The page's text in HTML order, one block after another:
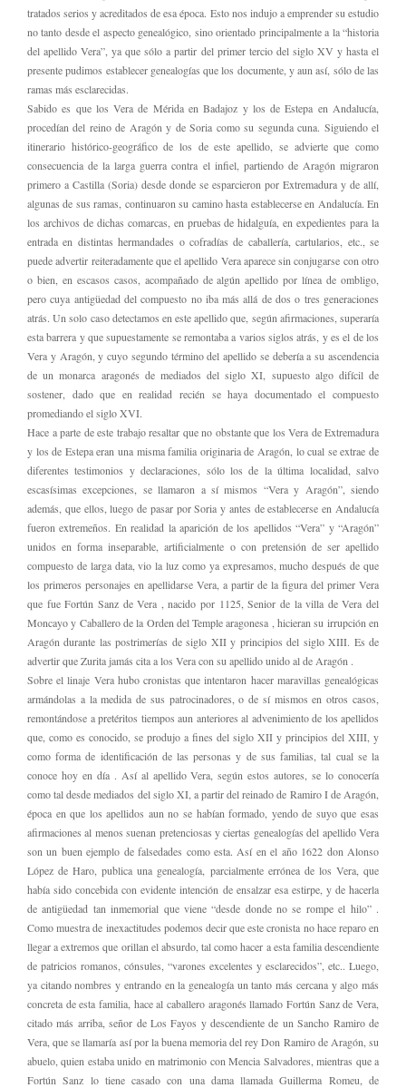
tratados serios y acreditados de esa época. Esto nos indujo a emprender su estudio
no tanto desde el aspecto genealógico, sino orientado principalmente a la “historia
del apellido Vera”, ya que sólo a partir del primer tercio del siglo XV y hasta el
presente pudimos establecer genealogías que los documente, y aun así, sólo de las
ramas más esclarecidas.
Sabido es que los Vera de Mérida en Badajoz y los de Estepa en Andalucía,
procedían del reino de Aragón y de Soria como su segunda cuna. Siguiendo el
itinerario histórico-geográfico de los de este apellido, se advierte que como
consecuencia de la larga guerra contra el infiel, partiendo de Aragón migraron
primero a Castilla (Soria) desde donde se esparcieron por Extremadura y de allí,
algunas de sus ramas, continuaron su camino hasta establecerse en Andalucía. En
los archivos de dichas comarcas, en pruebas de hidalguía, en expedientes para la
entrada en distintas hermandades o cofradías de caballería, cartularios, etc., se
puede advertir reiteradamente que el apellido Vera aparece sin conjugarse con otro
o bien, en escasos casos, acompañado de algún apellido por línea de ombligo,
pero cuya antigüedad del compuesto no iba más allá de dos o tres generaciones
atrás. Un solo caso detectamos en este apellido que, según afirmaciones, superaría
esta barrera y que supuestamente se remontaba a varios siglos atrás, y es el de los
Vera y Aragón, y cuyo segundo término del apellido se debería a su ascendencia
de un monarca aragonés de mediados del siglo XI, supuesto algo difícil de
sostener, dado que en realidad recién se haya documentado el compuesto
promediando el siglo XVI.
Hace a parte de este trabajo resaltar que no obstante que los Vera de Extremadura
y los de Estepa eran una misma familia originaria de Aragón, lo cual se extrae de
diferentes testimonios y declaraciones, sólo los de la última localidad, salvo
escasísimas excepciones, se llamaron a sí mismos “Vera y Aragón”, siendo
además, que ellos, luego de pasar por Soria y antes de establecerse en Andalucía
fueron extremeños. En realidad la aparición de los apellidos “Vera” y “Aragón”
unidos en forma inseparable, artificialmente o con pretensión de ser apellido
compuesto de larga data, vio la luz como ya expresamos, mucho después de que
los primeros personajes en apellidarse Vera, a partir de la figura del primer Vera
que fue Fortún Sanz de Vera , nacido por 1125, Senior de la villa de Vera del
Moncayo y Caballero de la Orden del Temple aragonesa , hicieran su irrupción en
Aragón durante las postrimerías de siglo XII y principios del siglo XIII. Es de
advertir que Zurita jamás cita a los Vera con su apellido unido al de Aragón .
Sobre el linaje Vera hubo cronistas que intentaron hacer maravillas genealógicas
armándolas a la medida de sus patrocinadores, o de sí mismos en otros casos,
remontándose a pretéritos tiempos aun anteriores al advenimiento de los apellidos
que, como es conocido, se produjo a fines del siglo XII y principios del XIII, y
como forma de identificación de las personas y de sus familias, tal cual se la
conoce hoy en día . Así al apellido Vera, según estos autores, se lo conocería
como tal desde mediados del siglo XI, a partir del reinado de Ramiro I de Aragón,
época en que los apellidos aun no se habían formado, yendo de suyo que esas
afirmaciones al menos suenan pretenciosas y ciertas genealogías del apellido Vera
son un buen ejemplo de falsedades como esta. Así en el año 1622 don Alonso
López de Haro, publica una genealogía, parcialmente errónea de los Vera, que
había sido concebida con evidente intención de ensalzar esa estirpe, y de hacerla
de antigüedad tan inmemorial que viene “desde donde no se rompe el hilo” .
Como muestra de inexactitudes podemos decir que este cronista no hace reparo en
llegar a extremos que orillan el absurdo, tal como hacer a esta familia descendiente
de patricios romanos, cónsules, “varones excelentes y esclarecidos”, etc.. Luego,
ya citando nombres y entrando en la genealogía un tanto más cercana y algo más
concreta de esta familia, hace al caballero aragonés llamado Fortún Sanz de Vera,
citado más arriba, señor de Los Fayos y descendiente de un Sancho Ramiro de
Vera, que se llamaría así por la buena memoria del rey Don Ramiro de Aragón, su
abuelo, quien estaba unido en matrimonio con Mencia Salvadores, mientras que a
Fortún Sanz lo tiene casado con una dama llamada Guillerma Romeu, de